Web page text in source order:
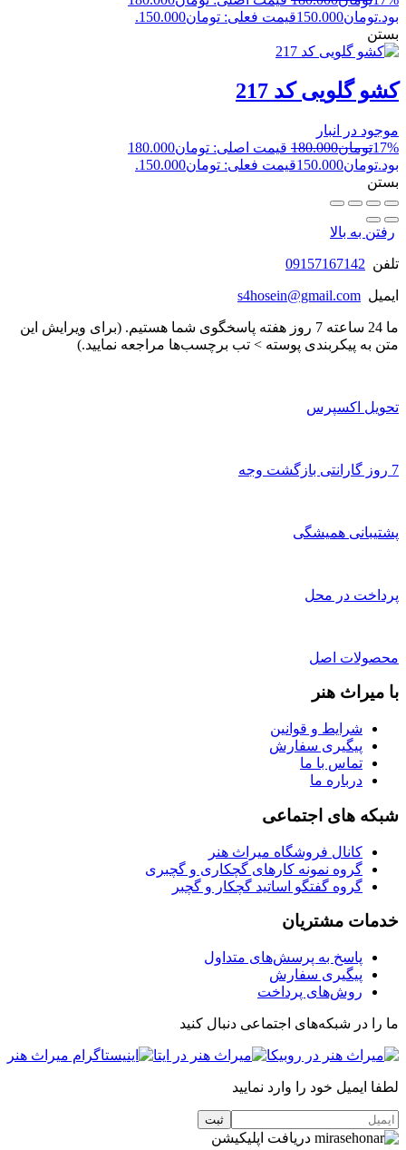
بود.تومان150.000قیمت فعلی: تومان150.000.
بستن
کشو گلویی کد 217
موجود در انبار
17%تومان180.000
قیمت اصلی: تومان180.000
بود.تومان150.000قیمت فعلی: تومان150.000.
بستن
رفتن به بالا
تلفن 09157167142
ایمیل s4hosein@gmail.com
ما 24 ساعته 7 روز هفته پاسخگوی شما هستیم. (برای ویرایش این
متن به پیکربندی پوسته > تب برچسب‌ها مراجعه نمایید.)
تحویل اکسپرس
7 روز گارانتی بازگشت وجه
پشتیبانی همیشگی
پرداخت در محل
محصولات اصل
با میراث هنر
شرایط و قوانین
پیگیری سفارش
تماس با ما
درباره ما
شبکه های اجتماعی
کانال فروشگاه میراث هنر
گروه نمونه کارهای گچکاری و گچبری
گروه گفتگو اساتید گچکار و گچبر
خدمات مشتریان
پاسخ به پرسش‌های متداول
پیگیری سفارش
روش‌های پرداخت
ما را در شبکه‌های اجتماعی دنبال کنید
لطفا ایمیل خود را وارد نمایید
دریافت اپلیکیشن